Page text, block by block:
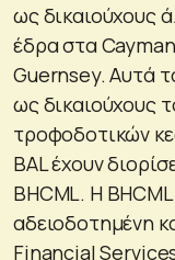
ως δικαιούχους
έδρα στα
Guernsey. Αυτά
ως δικαιούχους
τροφοδοτικών
BAL έχουν
BHCML. Η
αδειοδοτημένη
Financial